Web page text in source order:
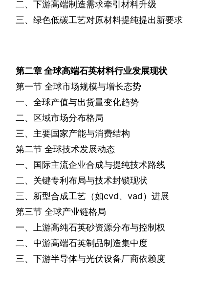
二、下游高端制造需求牵引材料升级
三、绿色低碳工艺对原材料提纯提出新要求
第二章全球高端石英材料行业发展现状
第一节 全球市场规模与增长态势
一、全球产值与出货量变化趋势
二、区域市场分布格局
三、主要国家产能与消费结构
第二节 全球技术发展动态
一、国际主流企业合成与提纯技术路线
二、关键专利布局与技术封锁现状
三、新型合成工艺（如cvd、 vad）进展
第三节 全球产业链格局
一、上游高纯石英砂资源分布与控制权
二、中游高端石英制品制造集中度
三、下游半导体与光伏设备厂商依赖度